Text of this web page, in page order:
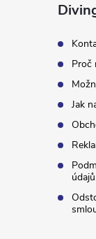
Proč
Jak
údajů